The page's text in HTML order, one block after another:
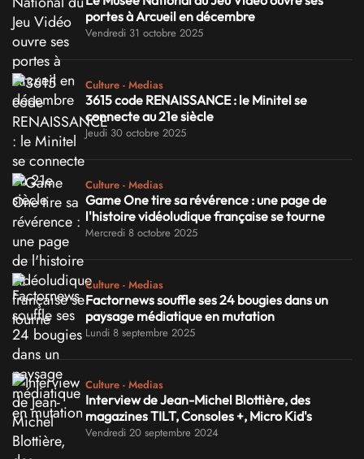
portes à Arcueil en décembre
Vendredi 31 octobre 2025
Culture - Medias
3615 code RENAISSANCE : le Minitel se
connecte au 21e siècle
Jeudi 30 octobre 2025
Culture - Medias
Game One tire sa révérence : une page de
l'histoire vidéoludique française se tourne
Mercredi 8 octobre 2025
Culture - Medias
Factornews souffle ses 24 bougies dans un
paysage médiatique en mutation
Lundi 8 septembre 2025
Culture - Medias
Interview de Jean-Michel Blottière, des
magazines TILT, Consoles +, Micro Kid's
Vendredi 20 septembre 2024